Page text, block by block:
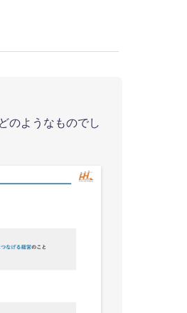
のようなものでし